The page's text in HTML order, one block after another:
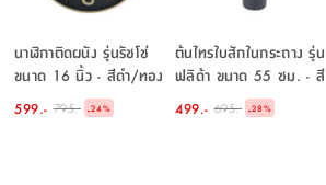
นาฬิกาติดผนัง รุ่นรัชโช่
ขนาด 16 นิ้ว - สีดำ/ทอง
599.- 795.- -24%
ต้นไทรใบสักในกระถาง รุ่น
ฟลิด้า ขนาด 55 ซม. - สี
เขียว
499.- 695.- -28%